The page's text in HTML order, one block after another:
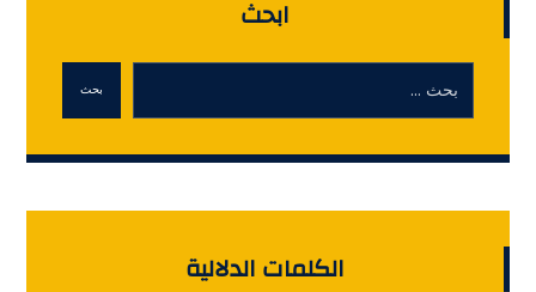
ابحث
بحث
الكلمات الدلالية